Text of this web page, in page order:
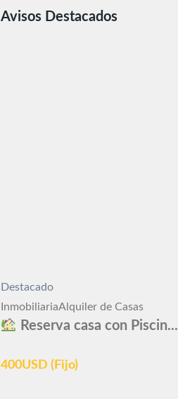
Avisos Destacados
Destacado
InmobiliariaAlquiler de Casas
Reserva casa con Piscin...
400USD (Fijo)